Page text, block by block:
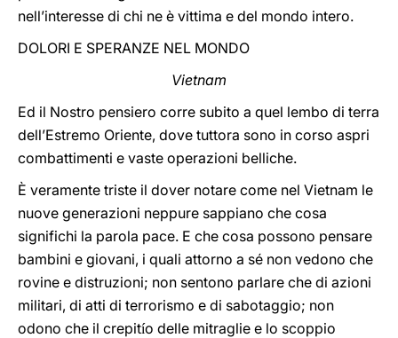
nell’interesse di chi ne è vittima e del mondo intero.
DOLORI E SPERANZE NEL MONDO
Vietnam
Ed il Nostro pensiero corre subito a quel lembo di terra
dell’Estremo Oriente, dove tuttora sono in corso aspri
combattimenti e vaste operazioni belliche.
È veramente triste il dover notare come nel Vietnam le
nuove generazioni neppure sappiano che cosa
significhi la parola pace. E che cosa possono pensare
bambini e giovani, i quali attorno a sé non vedono che
rovine e distruzioni; non sentono parlare che di azioni
militari, di atti di terrorismo e di sabotaggio; non
odono che il crepitío delle mitraglie e lo scoppio